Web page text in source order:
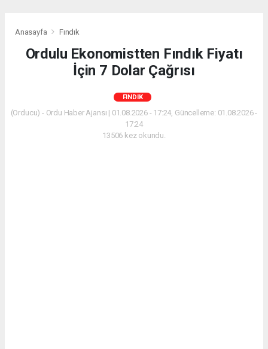
Anasayfa Fındık
Ordulu Ekonomistten Fındık Fiyatı
İçin 7 Dolar Çağrısı
FINDIK
(Orducu) - Ordu Haber Ajansı | 01.08.2026 - 17:24, Güncelleme: 01.08.2026 -
17:24
13506 kez okundu.